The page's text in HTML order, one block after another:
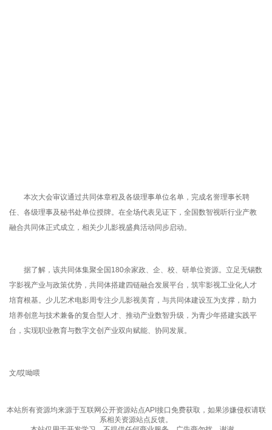
本次大会审议通过共同体章程及各级理事单位名单，完成名誉理事长聘
任、各级理事及秘书处单位授牌。在全场代表见证下，全国数智视听行业产教
融合共同体正式成立，相关少儿影视盛典活动同步启动。
据了解，该共同体集聚全国180余家政、企、校、研单位资源。立足无锡数
字影视产业与政策优势，共同体搭建四链融合发展平台，筑牢影视工业化人才
培育根基。少儿艺术电影周专注少儿影视美育，与共同体建设互为支撑，助力
培养创意与技术兼备的复合型人才、推动产业数智升级，为青少年搭建实践平
台，实现职业教育与数字文创产业双向赋能、协同发展。
文/哎呦喂
本站所有资源均来源于互联网公开资源站点API接口免费获取，如果涉嫌侵权请联
系相关资源站点反馈。